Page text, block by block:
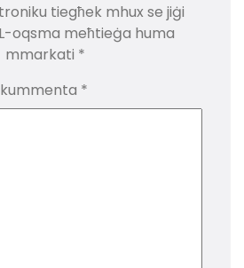
tiegħek mhux se jiġi
L-oqsma meħtieġa huma
mmarkati *
*